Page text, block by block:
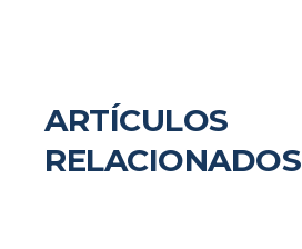
ARTÍCULOS
RELACIONADOS